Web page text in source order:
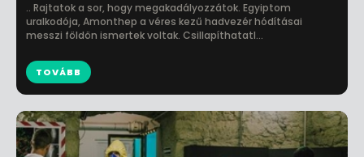
.. Rajtatok a sor, hogy megakadályozzátok. Egyiptom
uralkodója, Amonthep a véres kezű hadvezér hódításai
messzi földön ismertek voltak. Csillapíthatatl...
TOVÁBB